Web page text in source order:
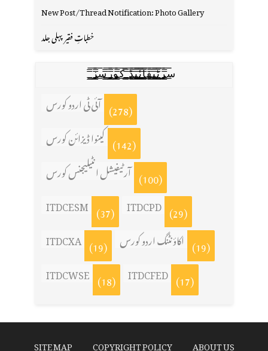
New Post/Thread Notification: Photo Gallery
خطباتِ فقیر پہلی جلد
س̳̿͟͞ر̳̿͟͞ٹ̳̿͟͞ی̳̿͟͞ف̳̿͟͞ا̳̿͟͞ي̳̳̿ٔ̿͟͟͞͞ی̳̿͟͞ڈ̳̿͟͞ ̳̿͟͞ک̳̿͟͞و̳̿͟͞ر̳̿͟͞س̳̿͟͞ز̳̿͟͞
آئی ٹی اردو کورس (278)
کینوا ڈیزائن کورس (142)
آرٹیفیشل انٹیلیجنس کورس (100)
ITDCESM (37) ITDCPD (29)
ITDCXA (19) اکاؤنٹنگ اردو کورس (19)
ITDCWSE (18) ITDCFED (17)
ABOUT US
COPYRIGHT POLICY
SITE MAP